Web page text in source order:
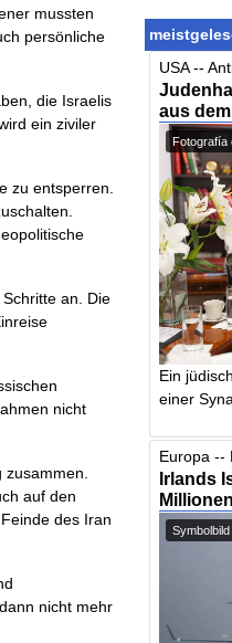
mussten
persönliche
die Israelis
ein ziviler
zu entsperren.
an. Die
nicht
auf den
des Iran
nicht mehr
USA --
aus
Fotografía
Ein
einer
Europa --
Irlands
Symbolbild